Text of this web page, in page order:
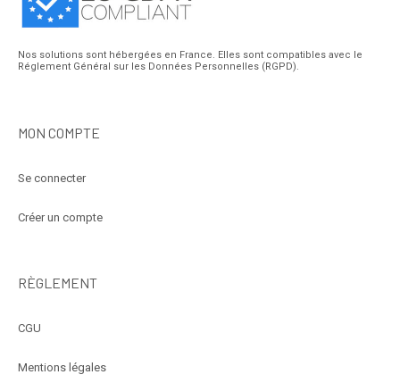
Nos solutions sont hébergées en France. Elles sont compatibles avec le
Réglement Général sur les Données Personnelles (RGPD).
MON COMPTE
Se connecter
Créer un compte
RÈGLEMENT
CGU
Mentions légales